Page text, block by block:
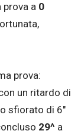
prova a 0
prova:
un ritardo di
sfiorato di 6″
29^ a